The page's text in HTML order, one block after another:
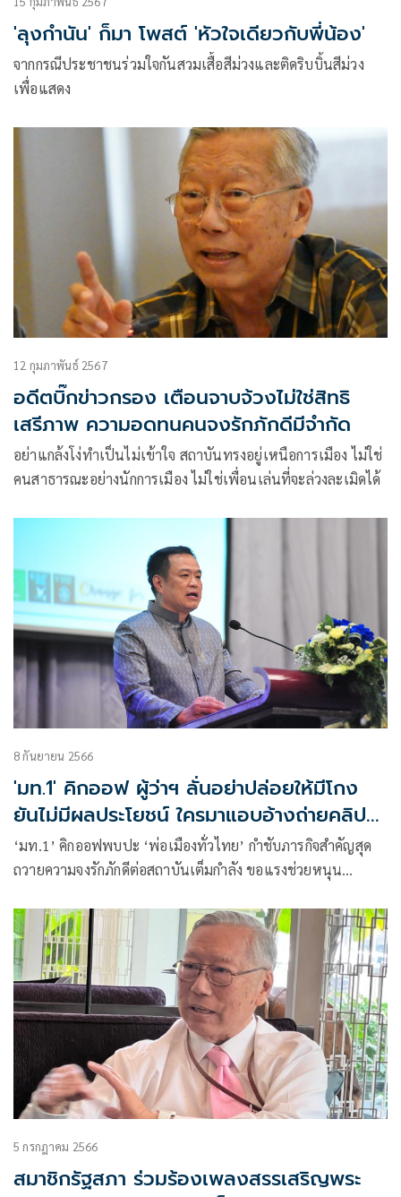
'ลุงกำนัน' ก็มา โพสต์ 'หัวใจเดียวกับพี่น้อง'
จากกรณีประชาชนร่วมใจกันสวมเสื้อสีม่วงและติดริบบิ้นสีม่วง
เพื่อแสดง
12 กุมภาพันธ์ 2567
อดีตบิ๊กข่าวกรอง เตือนจาบจ้วงไม่ใช่สิทธิ
เสรีภาพ ความอดทนคนจงรักภักดีมีจำกัด
อย่าแกล้งโง่ทำเป็นไม่เข้าใจ สถาบันทรงอยู่เหนือการเมือง ไม่ใช่
คนสาธารณะอย่างนักการเมือง ไม่ใช่เพื่อนเล่นที่จะล่วงละเมิดได้
8 กันยายน 2566
'มท.1' คิกออฟ ผู้ว่าฯ ลั่นอย่าปล่อยให้มีโกง
ยันไม่มีผลประโยชน์ ใครมาแอบอ้างถ่ายคลิป
ส่งมา
‘มท.1’ คิกออฟพบปะ ‘พ่อเมืองทั่วไทย’ กำชับภารกิจสำคัญสุด
ถวายความจงรักภักดีต่อสถาบันเต็มกำลัง ขอแรงช่วยหนุน
ทำอับอายไปจนวันตาย ยันไม่มีผลประโยชน์-สายโน้นสายนี้ ถ้า
ใครมาแอบอ้างถ่ายคลิปส่งมาได้เลย
5 กรกฎาคม 2566
สมาชิกรัฐสภา ร่วมร้องเพลงสรรเสริญพระ